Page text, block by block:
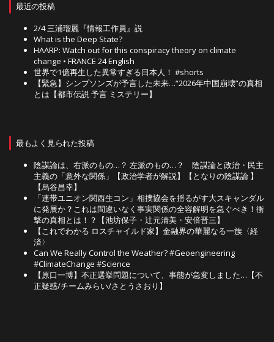
最近の投稿
2/4 三浦瑠麗『情報工作員』説
What is the Deep State?
HAARP: Watch out for this conspiracy theory on climate
change • FRANCE 24 English
世界で1億再生した異常すぎる日本人！ #shorts
【緊急】シンプソンズが予言した未来…“2026年中国崩壊”の真相
とは【都市伝説 予言 ミステリー】
最もよく見られた投稿
陰謀論は、右派のもの…？ 左派のもの…？ 陰謀論と政治・民主
主義の「意外な関係」【政治学者が解説】【となりの陰謀論 】
【烏谷昌幸】
「連帯ユニオン関西生コン」相撲協会を揺るがす大スキャンダル
に発展か？これは間違いなく事実関係の全容解明を急ぐべき！衝
撃の真相とは！？【池坊保子・辻元清美・安倍晋三】
【これでわかる ロスチャイルド家】金融界の華麗なる一族〈経
済〉
Can We Really Control the Weather? #Geoengineering
#ClimateChange #Science
【原口一博】不正選挙問題について、事態が急変しました…【不
正疑惑/チームみらい/さとうさおり】